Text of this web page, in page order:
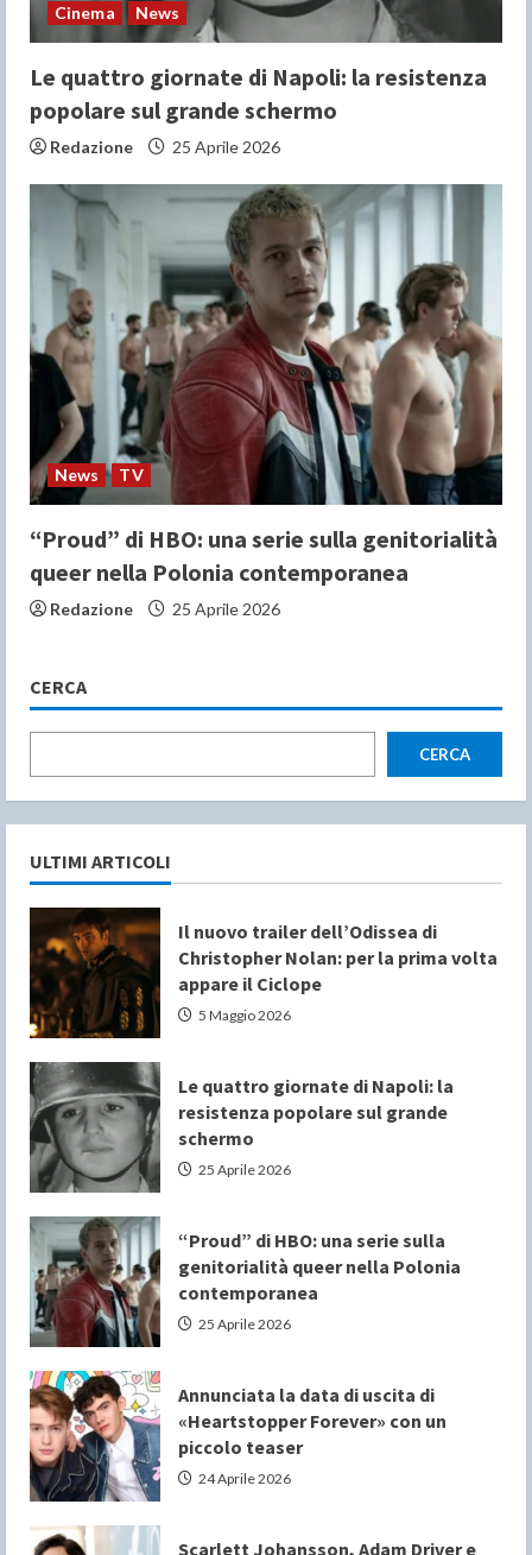
Cinema News
Le quattro giornate di Napoli: la resistenza
popolare sul grande schermo
Redazione 25 Aprile 2026
News TV
“Proud” di HBO: una serie sulla genitorialità
queer nella Polonia contemporanea
Redazione 25 Aprile 2026
CERCA
CERCA
ULTIMI ARTICOLI
Il nuovo trailer dell’Odissea di
Christopher Nolan: per la prima volta
appare il Ciclope
5 Maggio 2026
Le quattro giornate di Napoli: la
resistenza popolare sul grande
schermo
25 Aprile 2026
“Proud” di HBO: una serie sulla
genitorialità queer nella Polonia
contemporanea
25 Aprile 2026
Annunciata la data di uscita di
«Heartstopper Forever» con un
piccolo teaser
24 Aprile 2026
Scarlett Johansson, Adam Driver e